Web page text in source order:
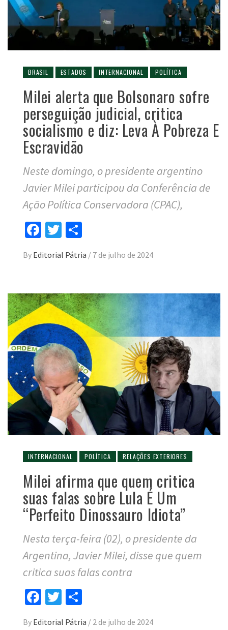
BRASIL ESTADOS INTERNACIONAL POLÍTICA
Milei alerta que Bolsonaro sofre
perseguição judicial, critica
socialismo e diz: Leva À Pobreza E
Escravidão
Neste domingo, o presidente argentino
Javier Milei participou da Conferência de
Ação Política Conservadora (CPAC),
Facebook
Twitter
By Editorial Pátria / 7 de julho de 2024
INTERNACIONAL POLÍTICA RELAÇÕES EXTERIORES
Milei afirma que quem critica
suas falas sobre Lula É Um
“Perfeito Dinossauro Idiota”
Nesta terça-feira (02), o presidente da
Argentina, Javier Milei, disse que quem
critica suas falas contra
Facebook
Twitter
By Editorial Pátria / 2 de julho de 2024